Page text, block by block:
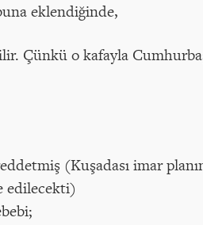
eklendiğinde,
Çünkü o kafayla
(Kuşadası imar
edilecekti)